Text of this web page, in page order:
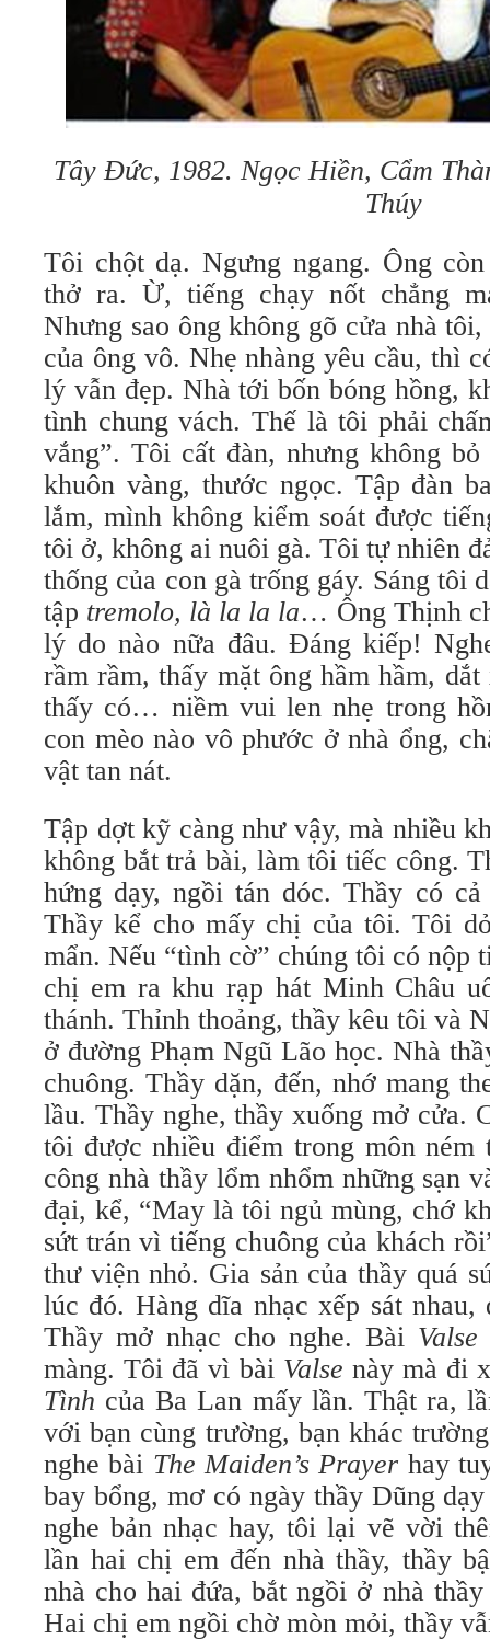
Tây Đức, 1982. Ngọc Hiền, Cẩm
Thúy
Tôi chột dạ. Ngưng ngang. Ông
thở ra. Ừ, tiếng chạy nốt chẳng
Nhưng sao ông không gõ cửa nhà
của ông vô. Nhẹ nhàng yêu cầu, thì
lý vẫn đẹp. Nhà tới bốn bóng hồng,
tình chung vách. Thế là tôi phải
vắng”. Tôi cất đàn, nhưng không
khuôn vàng, thước ngọc. Tập đàn
lắm, mình không kiểm soát được
tôi ở, không ai nuôi gà. Tôi tự nhiên
thống của con gà trống gáy. Sáng tôi
tập tremolo, là la la la… Ông Thịnh
lý do nào nữa đâu. Ðáng kiếp!
rầm rầm, thấy mặt ông hầm hầm,
thấy có… niềm vui len nhẹ trong
con mèo nào vô phước ở nhà ổng,
vật tan nát.
Tập dợt kỹ càng như vậy, mà nhiều
không bắt trả bài, làm tôi tiếc công.
hứng dạy, ngồi tán dóc. Thầy có
Thầy kể cho mấy chị của tôi. Tôi
mẩn. Nếu “tình cờ” chúng tôi có nộp
chị em ra khu rạp hát Minh Châu
thánh. Thỉnh thoảng, thầy kêu tôi và
ở đường Phạm Ngũ Lão học. Nhà
chuông. Thầy dặn, đến, nhớ mang
lầu. Thầy nghe, thầy xuống mở cửa.
tôi được nhiều điểm trong môn ném
công nhà thầy lổm nhổm những sạn
đại, kể, “May là tôi ngủ mùng, chớ
sứt trán vì tiếng chuông của khách
thư viện nhỏ. Gia sản của thầy quá
lúc đó. Hàng dĩa nhạc xếp sát
Thầy mở nhạc cho nghe. Bài
màng. Tôi đã vì bài Valse này mà đi
Tình của Ba Lan mấy lần. Thật ra,
với bạn cùng trường, bạn khác
nghe bài The Maiden’s Prayer hay
bay bổng, mơ có ngày thầy Dũng
nghe bản nhạc hay, tôi lại vẽ vời
lần hai chị em đến nhà thầy, thầy
nhà cho hai đứa, bắt ngồi ở nhà
Hai chị em ngồi chờ mòn mỏi, thầy